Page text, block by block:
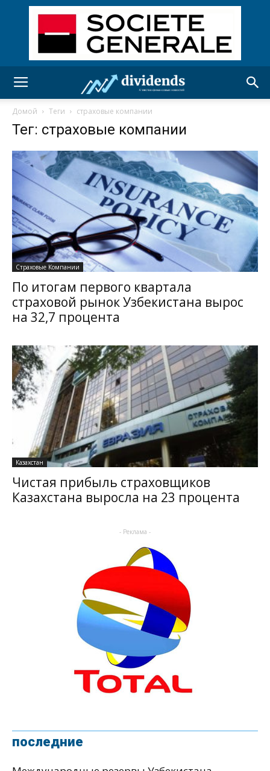
Домой Теги страховые компании
Тег: страховые компании
Страховые Компании
По итогам первого квартала
страховой рынок Узбекистана вырос
на 32,7 процента
Казахстан
Чистая прибыль страховщиков
Казахстана выросла на 23 процента
- Реклама -
последние